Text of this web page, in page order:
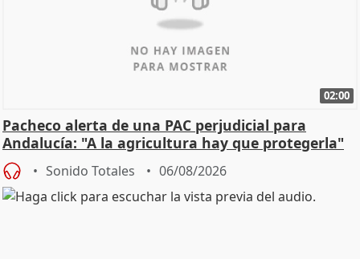
02:00
Pacheco alerta de una PAC perjudicial para
Andalucía: "A la agricultura hay que protegerla"
Sonido Totales 06/08/2026